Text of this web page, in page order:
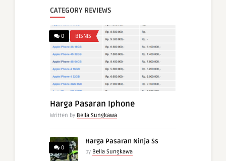
CATEGORY REVIEWS
0 BISNIS
Harga Pasaran Iphone
Written by Bella Sungkawa
0
Harga Pasaran Ninja Ss
by Bella Sungkawa